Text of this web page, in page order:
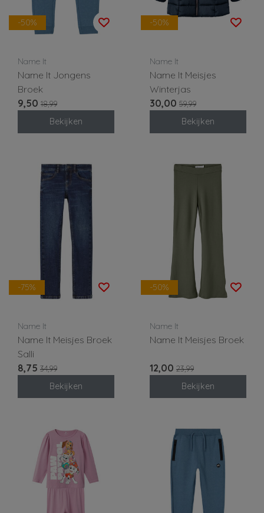
-50%
Name It
Name It Jongens
Broek
9,50 18,99
Bekijken
-50%
Name It
Name It Meisjes
Winterjas
30,00 59,99
Bekijken
-75%
Name It
Name It Meisjes Broek
Salli
8,75 34,99
Bekijken
-50%
Name It
Name It Meisjes Broek
12,00 23,99
Bekijken